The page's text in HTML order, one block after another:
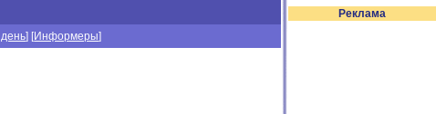
Реклама
] [Информеры]